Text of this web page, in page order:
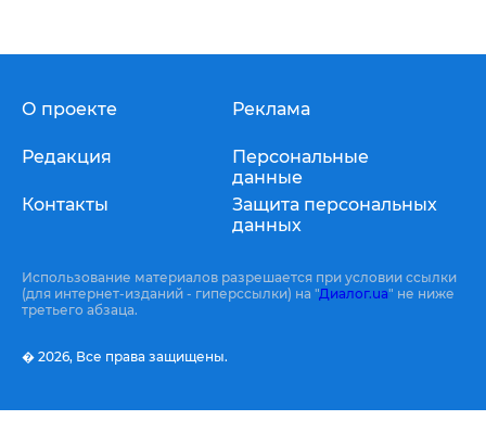
О проекте
Редакция
Контакты
Реклама
Персональные
данные
Защита персональных
данных
Использование материалов разрешается при условии ссылки
(для интернет-изданий - гиперссылки) на "Диалог.ua" не ниже
третьего абзаца.
� 2026, Все права защищены.